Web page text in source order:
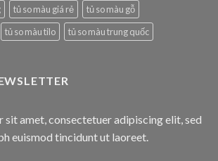
tủ so màu giá rẻ
tủ so màu gỗ
tủ so màu tilo tủ so màu trung quốc
sit amet, consectetuer adipiscing elit, sed
euismod tincidunt ut laoreet.